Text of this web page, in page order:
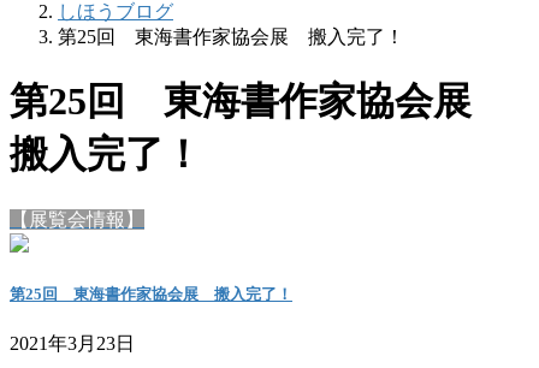
しほうブログ
第25回 東海書作家協会展 搬入完了！
第25回 東海書作家協会展
搬入完了！
【展覧会情報】
第25回 東海書作家協会展 搬入完了！
2021年3月23日